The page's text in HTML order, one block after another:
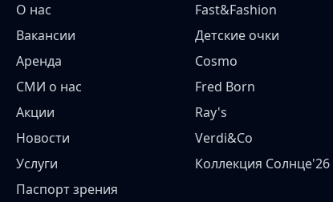
О нас
Вакансии
Аренда
СМИ о нас
Акции
Новости
Услуги
Паспорт зрения
Fast&Fashion
Детские очки
Cosmo
Fred Born
Ray's
Verdi&Co
Коллекция Солнце'26